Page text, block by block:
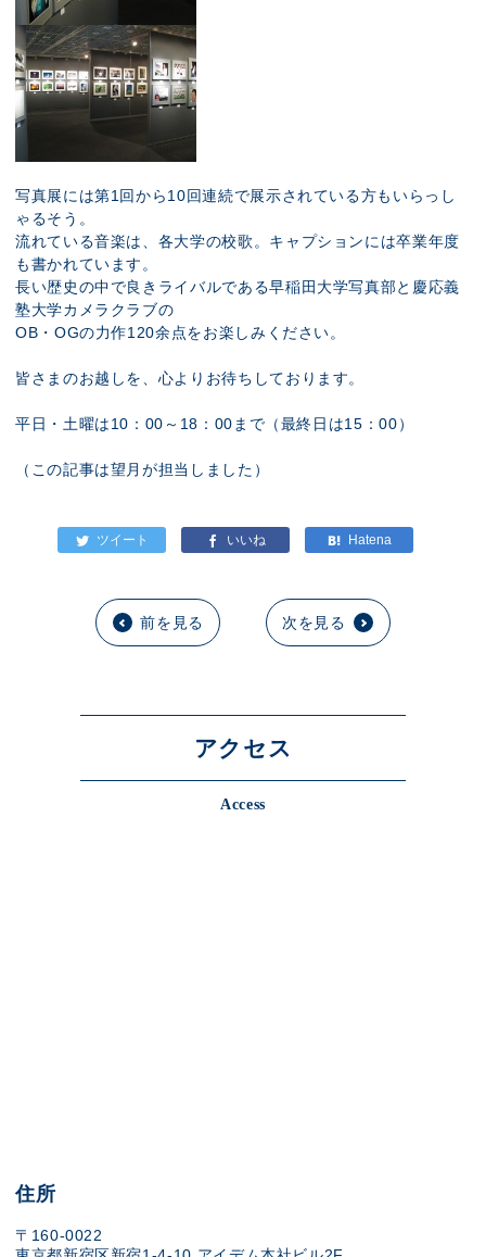
写真展には第1回から10回連続で展示されている方もいらっし
ゃるそう。
流れている音楽は、各大学の校歌。キャプションには卒業年度
も書かれています。
長い歴史の中で良きライバルである早稲田大学写真部と慶応義
塾大学カメラクラブの
OB・OGの力作120余点をお楽しみください。
皆さまのお越しを、心よりお待ちしております。
平日・土曜は10：00～18：00まで（最終日は15：00）
（この記事は望月が担当しました）
前を見る 次を見る
アクセス
Access
住所
〒160-0022